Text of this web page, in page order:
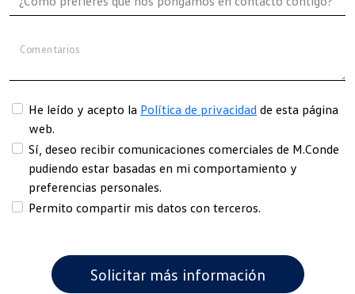
Comentarios
He leído y acepto la Política de privacidad de esta página
web.
Sí, deseo recibir comunicaciones comerciales de M.Conde
pudiendo estar basadas en mi comportamiento y
preferencias personales.
Permito compartir mis datos con terceros.